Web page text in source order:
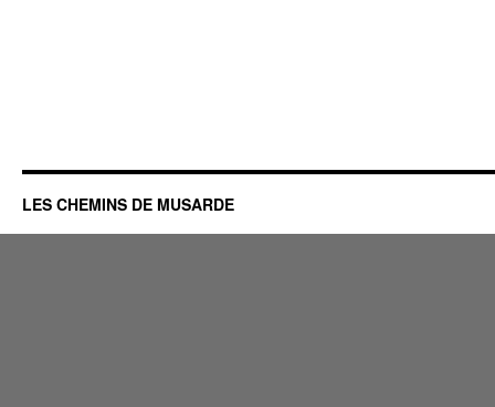
LES CHEMINS DE MUSARDE